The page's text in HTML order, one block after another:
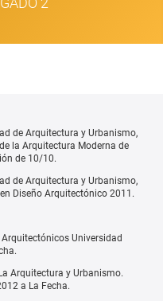
de Arquitectura y Urbanismo,
la Arquitectura Moderna de
de 10/10.
de Arquitectura y Urbanismo,
Diseño Arquitectónico 2011.
Universidad
Arquitectura y Urbanismo.
a La Fecha.